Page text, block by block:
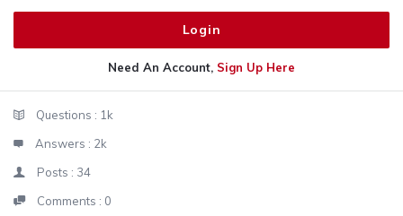
Need An Account, Sign Up Here
StatsQuestions : 1k
Answers : 2k
Posts : 34
Comments : 0